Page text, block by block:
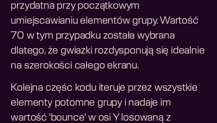
przydatna przy początkowym
umiejscawianiu elementów grupy. Wartość
70 w tym przypadku została wybrana
dlatego, że gwiazki rozdysponują się idealnie
na szerokości całego ekranu.
Kolejna częśc kodu iteruje przez wszystkie
elementy potomne grupy i nadaje im
wartość 'bounce' w osi Y losowaną z